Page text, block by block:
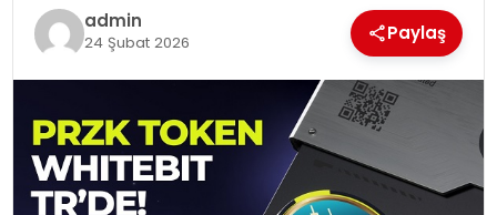
TEKNOLOJI
admin
24 Şubat 2026 Paylaş